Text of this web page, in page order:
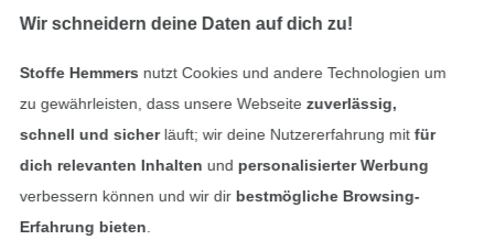
Unsere Versandpartner
Wir schneidern deine Daten auf dich zu!
Stoffe Hemmers nutzt Cookies und andere Technologien um
zu gewährleisten, dass unsere Webseite zuverlässig,
schnell und sicherläuft; wir deine Nutzererfahrung mitfür
dich relevanten Inhalten und personalisierter Werbung
verbessern können und wir dir bestmögliche Browsing-
Erfahrung bieten